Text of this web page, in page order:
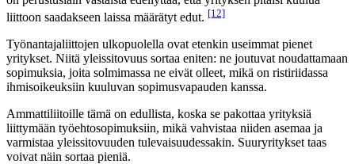
liittoon saadakseen laissa määrätyt edut. [12]
Työnantajaliittojen ulkopuolella ovat etenkin useimmat pienet
yritykset. Niitä yleissitovuus sortaa eniten: ne joutuvat noudattamaan
sopimuksia, joita solmimassa ne eivät olleet, mikä on ristiriidassa
ihmisoikeuksiin kuuluvan sopimusvapauden kanssa.
Ammattiliitoille tämä on edullista, koska se pakottaa yrityksiä
liittymään työehtosopimuksiin, mikä vahvistaa niiden asemaa ja
varmistaa yleissitovuuden tulevaisuudessakin. Suuryritykset taas
voivat näin sortaa pieniä.